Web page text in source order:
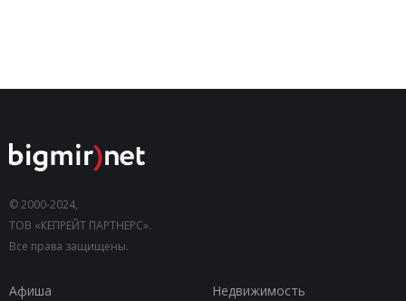
© 2000-2024,
ТОВ «КЕПРЕЙТ ПАРТНЕРС».
Все права защищены.
Афиша
Недвижимость